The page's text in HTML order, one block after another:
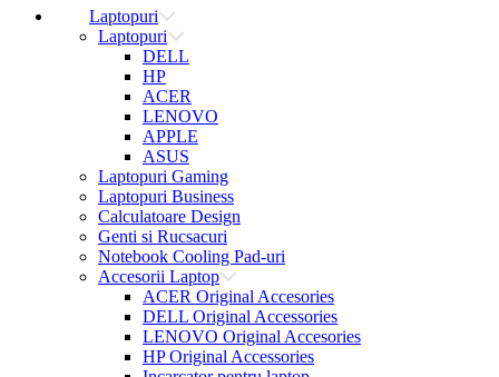
Laptopuri
Laptopuri
DELL
HP
ACER
LENOVO
APPLE
ASUS
Laptopuri Gaming
Laptopuri Business
Calculatoare Design
Genti si Rucsacuri
Notebook Cooling Pad-uri
Accesorii Laptop
ACER Original Accesories
DELL Original Accessories
LENOVO Original Accesories
HP Original Accessories